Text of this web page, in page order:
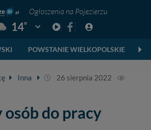
Ogłoszenia na Pojezierzu
14° Pogoda: Gniezno
POWSTANIE WIELKOPOLSKIE
Inna
26 sierpnia 2022
osób do pracy